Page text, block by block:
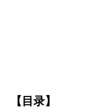
【目录】